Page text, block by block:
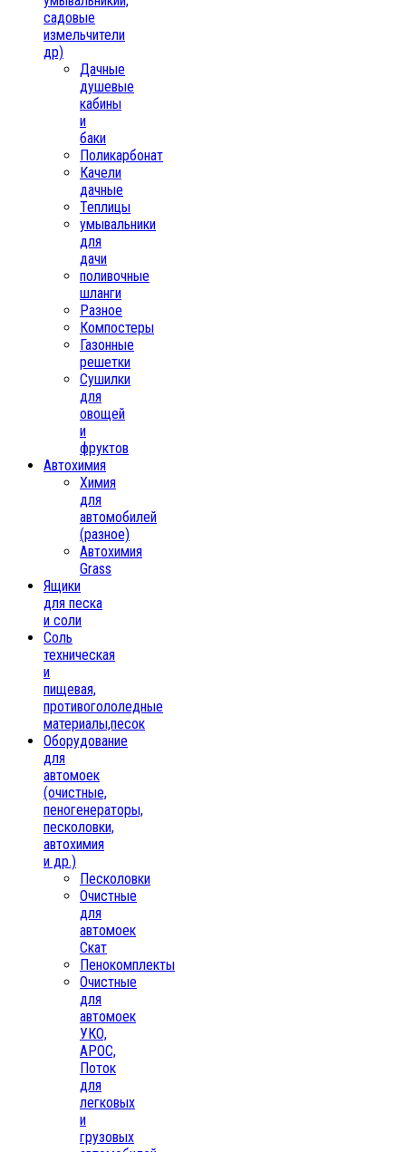
садовые
измельчители
др)
Дачные
душевые
кабины
и
баки
Поликарбонат
Качели
дачные
Теплицы
умывальники
для
дачи
поливочные
шланги
Разное
Компостеры
Газонные
решетки
Сушилки
для
овощей
и
фруктов
Автохимия
Химия
для
автомобилей
(разное)
Автохимия
Grass
Ящики
для песка
и соли
Соль
техническая
и
пищевая,
противогололедные
материалы,песок
Oборудование
для
автомоек
(очистные,
пеногенераторы,
песколовки,
автохимия
и др.)
Песколовки
Очистные
для
автомоек
Скат
Пенокомплекты
Очистные
для
автомоек
УКО,
АРОС,
Поток
для
легковых
и
грузовых